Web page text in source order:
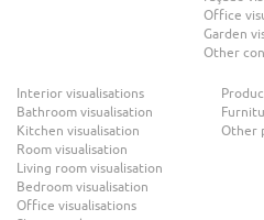
Office
Garden
Other
Interior visualisations
Bathroom visualisation
Kitchen visualisation
Room visualisation
Living room visualisation
Bedroom visualisation
Office visualisations
Other